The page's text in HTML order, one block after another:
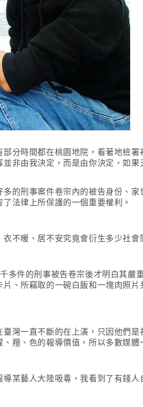
部分時間都在桃園地院，看著地檢
並非由我決定，而是由你決定，如
多的刑事案件卷宗內的被告身份、
法律上所保護的一個重要權利。
衣不暖、居不安究竟會衍生多少社會
多件的刑事被告卷宗後才明白其嚴
片、所竊取的一碗白飯和一塊肉照
臺灣一直不斷的在上演，只因他們
、羶、色的報導價值，所以多數媒體
導某藝人大陸吸毒，我看到了有錢